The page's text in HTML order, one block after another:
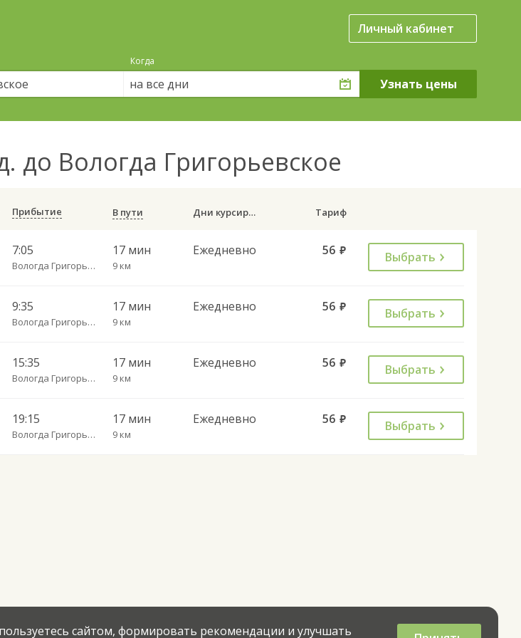
Личный кабинет
Когда
на все дни
до Вологда Григорьевское
Прибытие В пути Дни курсирования Тариф
7:05
Вологда Григорьевское
17 мин
9 км
Ежедневно 56 руб. Выбрать
9:35
Вологда Григорьевское
17 мин
9 км
Ежедневно 56 руб. Выбрать
15:35
Вологда Григорьевское
17 мин
9 км
Ежедневно 56 руб. Выбрать
19:15
Вологда Григорьевское
17 мин
9 км
Ежедневно 56 руб. Выбрать
сайтом, формировать рекомендации и улучшать